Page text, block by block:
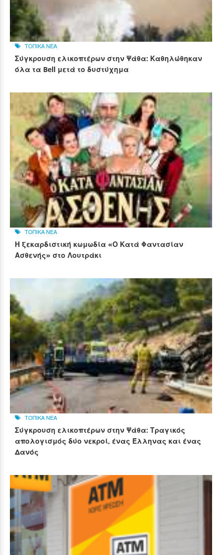
ΤΟΠΙΚΑ ΝΕΑ
Σύγκρουση ελικοπτέρων στην Ψάθα: Καθηλώθηκαν
όλα τα Bell μετά το δυστύχημα
ΤΟΠΙΚΑ ΝΕΑ
Η ξεκαρδιστική κωμωδία «Ο Κατά Φαντασίαν
Ασθενής» στο Λουτράκι
ΤΟΠΙΚΑ ΝΕΑ
Σύγκρουση ελικοπτέρων στην Ψάθα: Τραγικός
απολογισμός δύο νεκροί, ένας Έλληνας και ένας
Δανός